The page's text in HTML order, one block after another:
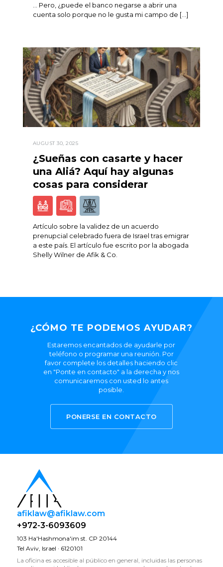
… Pero, ¿puede el banco negarse a abrir una
cuenta solo porque no le gusta mi campo de […]
AUGUST 30, 2025
¿Sueñas con casarte y hacer
una Aliá? Aquí hay algunas
cosas para considerar
Artículo sobre la validez de un acuerdo
prenupcial celebrado fuera de Israel tras emigrar
a este país. El artículo fue escrito por la abogada
Shelly Wilner de Afik & Co.
¿CÓMO TE PODEMOS AYUDAR?
Estaremos encantados de ayudarle por
teléfono o programar una reunión. Por
favor complete los detalles haciendo clic
en "Ponte en contacto" a la derecha y nos
comunicaremos con usted lo antes
posible.
PONERSE EN CONTACTO
afiklaw@afiklaw.com
+972-3-6093609
103 Ha'Hashmona'im st. CP 20144
Tel Aviv, Israel · 6120101
La oficina es accesible al público en general, incluidas las personas